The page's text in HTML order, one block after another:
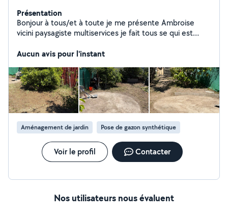
Présentation
Bonjour à tous/et à toute je me présente Ambroise
vicini paysagiste multiservices je fait tous se qui est
jardin comme de l'élagage ou débroussaillage ou du
entreprise multiservices est je ferai tous mon possible
pour satisfaire ma clientèle pour que vous soyez fier de
mon service rendu en temp est en heur merci d'avance
de la part de l'entreprise pour la confiance que vous
nous donnerai merci bcp
Aucun avis pour l'instant
Aménagement de jardin Pose de gazon synthétique
Voir le profil Contacter
Nos utilisateurs nous évaluent